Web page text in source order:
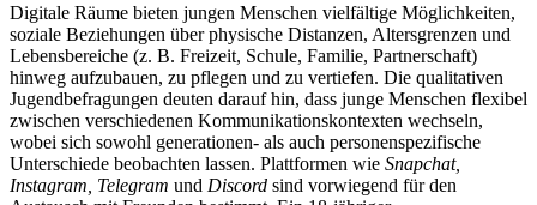
Digitale Räume bieten jungen Menschen vielfältige Möglichkeiten,
soziale Beziehungen über physische Distanzen, Altersgrenzen und
Lebensbereiche (z. B. Freizeit, Schule, Familie, Partnerschaft)
hinweg aufzubauen, zu pflegen und zu vertiefen. Die qualitativen
Jugendbefragungen deuten darauf hin, dass junge Menschen flexibel
zwischen verschiedenen Kommunikationskontexten wechseln,
wobei sich sowohl generationen- als auch personenspezifische
Unterschiede beobachten lassen. Plattformen wie Snapchat,
Instagram, Telegram und Discord sind vorwiegend für den